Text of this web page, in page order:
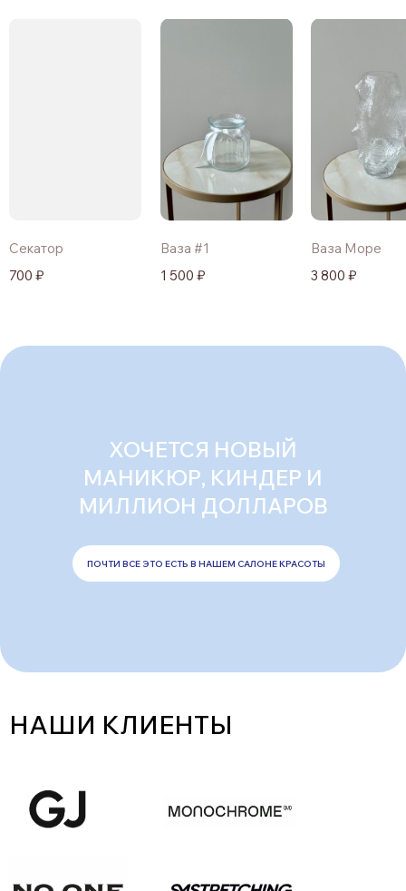
1 500 ₽
Ваза #1
3 800 ₽
Ваза Море
700 ₽
Секатор
ХОЧЕТСЯ НОВЫЙ
МАНИКЮР, КИНДЕР И
МИЛЛИОН ДОЛЛАРОВ
ПОЧТИ ВСЕ ЭТО ЕСТЬ В НАШЕМ САЛОНЕ КРАСОТЫ
НАШИ КЛИЕНТЫ